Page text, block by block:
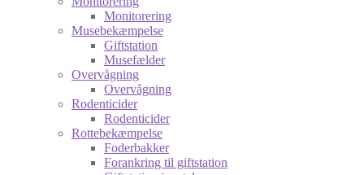
Monitorering
Musebekæmpelse
Giftstation
Musefælder
Overvågning
Overvågning
Rodenticider
Rodenticider
Rottebekæmpelse
Foderbakker
Forankring til giftstation